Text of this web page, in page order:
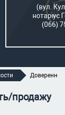
(вул.
нотаріус
(066)
продажу